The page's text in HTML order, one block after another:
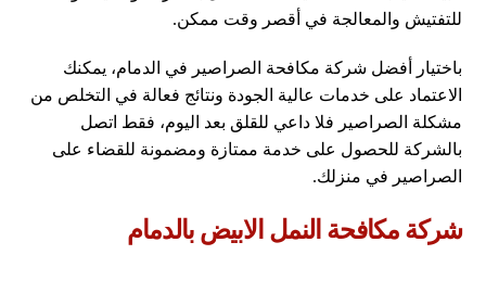
للتفتيش والمعالجة في أقصر وقت ممكن.
باختيار أفضل شركة مكافحة الصراصير في الدمام، يمكنك
الاعتماد على خدمات عالية الجودة ونتائج فعالة في التخلص من
مشكلة الصراصير فلا داعي للقلق بعد اليوم، فقط اتصل
بالشركة للحصول على خدمة ممتازة ومضمونة للقضاء على
الصراصير في منزلك.
شركة مكافحة النمل الابيض بالدمام